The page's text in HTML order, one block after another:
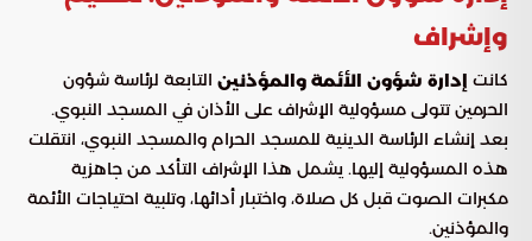
وإشراف
كانت إدارة شؤون الأئمة والمؤذنين التابعة لرئاسة شؤون
الحرمين تتولى مسؤولية الإشراف على الأذان في المسجد النبوي.
بعد إنشاء الرئاسة الدينية للمسجد الحرام والمسجد النبوي، انتقلت
هذه المسؤولية إليها. يشمل هذا الإشراف التأكد من جاهزية
مكبرات الصوت قبل كل صلاة، واختبار أدائها، وتلبية احتياجات الأئمة
والمؤذنين.